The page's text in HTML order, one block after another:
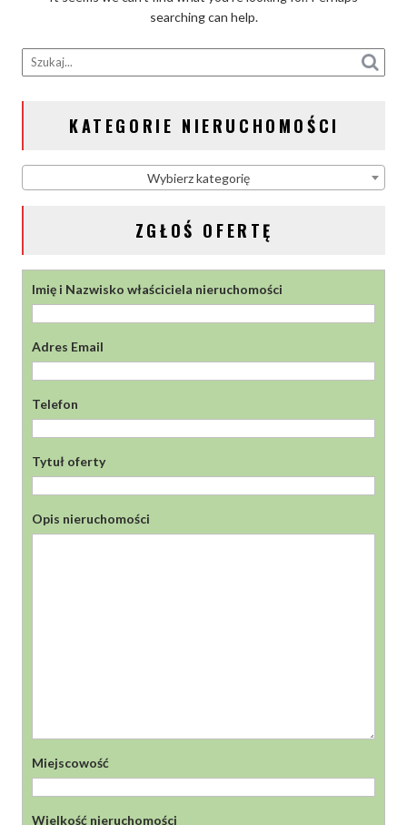
searching can help.
KATEGORIE NIERUCHOMOŚCI
Wybierz kategorię
ZGŁOŚ OFERTĘ
Imię i Nazwisko właściciela nieruchomości
Adres Email
Telefon
Tytuł oferty
Opis nieruchomości
Miejscowość
Wielkość nieruchomości